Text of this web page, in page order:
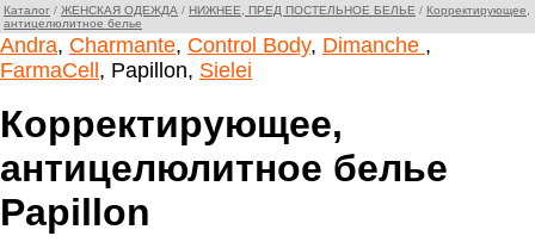
Каталог / ЖЕНСКАЯ ОДЕЖДА / НИЖНЕЕ, ПРЕД ПОСТЕЛЬНОЕ БЕЛЬЕ / Корректирующее,
антицелюлитное белье
Andra, Charmante, Control Body, Dimanche ,
FarmaCell , Papillon, Sielei
Корректирующее,
антицелюлитное белье
Papillon